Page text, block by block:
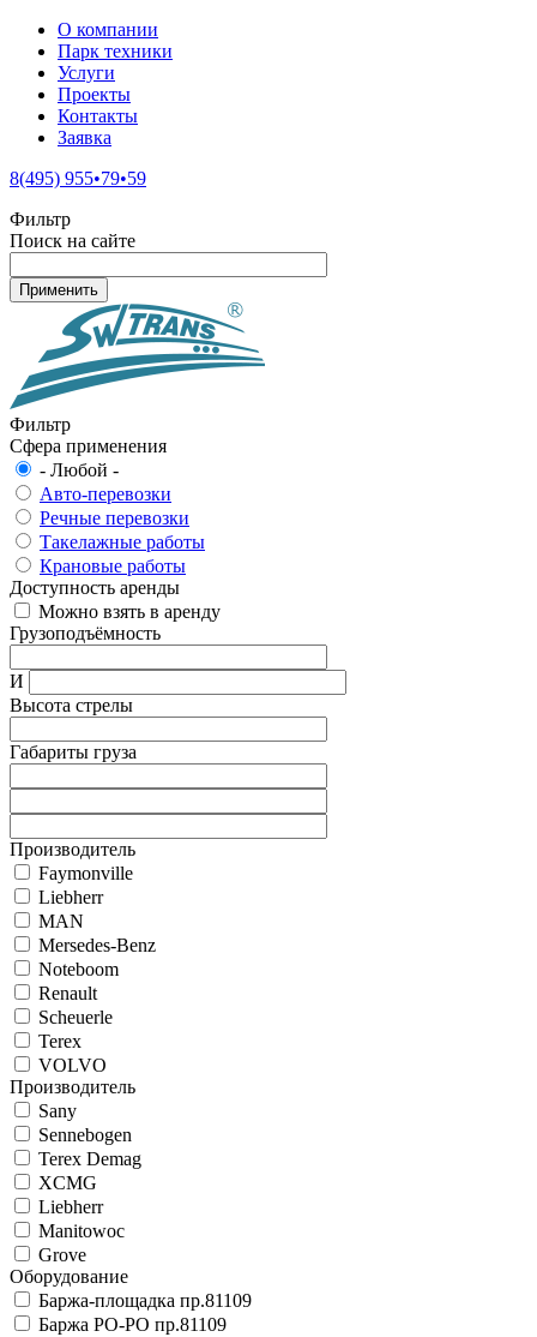
О компании
Парк техники
Услуги
Проекты
Контакты
Заявка
8(495) 955•79•59
Фильтр
Поиск на сайте
Фильтр
Сфера применения
- Любой -
Авто-перевозки
Речные перевозки
Такелажные работы
Крановые работы
Доступность аренды
Можно взять в аренду
Грузоподъёмность
И
Высота стрелы
Габариты груза
Производитель
Faymonville
Liebherr
MAN
Mersedes-Benz
Noteboom
Renault
Scheuerle
Terex
VOLVO
Производитель
Sany
Sennebogen
Terex Demag
XCMG
Liebherr
Manitowoc
Grove
Оборудование
Баржа-площадка пр.81109
Баржа РО-РО пр.81109